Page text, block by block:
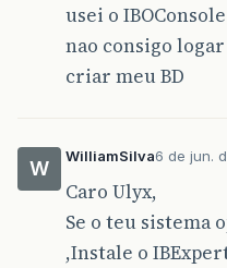
usei o
nao consigo
criar meu BD
W
WilliamSilva6 de jun.
Caro Ulyx,
Se o teu sistema
,Instale o